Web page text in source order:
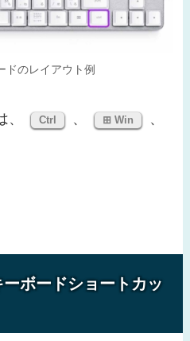
ドのレイアウト例
Ctrl 、 ⊞ Win 、
ボードショートカッ